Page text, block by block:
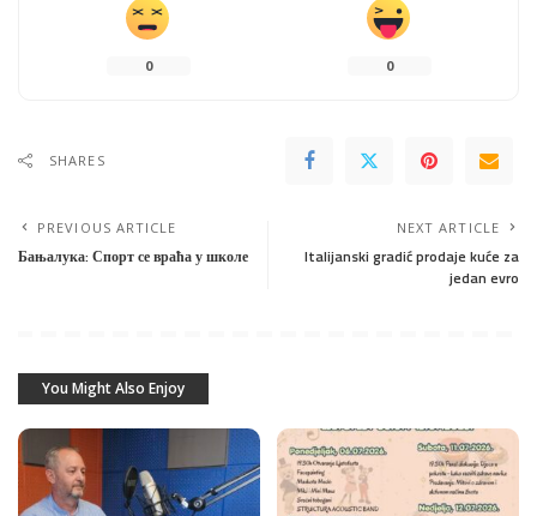
0 0
SHARES
PREVIOUS ARTICLE
Бањалука: Спорт се враћа у школе
NEXT ARTICLE
Italijanski gradić prodaje kuće za
jedan evro
You Might Also Enjoy